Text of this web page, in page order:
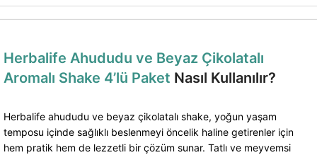
Herbalife Ahududu ve Beyaz Çikolatalı
Aromalı Shake 4’lü Paket Nasıl Kullanılır?
Herbalife ahududu ve beyaz çikolatalı shake, yoğun yaşam
temposu içinde sağlıklı beslenmeyi öncelik haline getirenler için
hem pratik hem de lezzetli bir çözüm sunar. Tatlı ve meyvemsi